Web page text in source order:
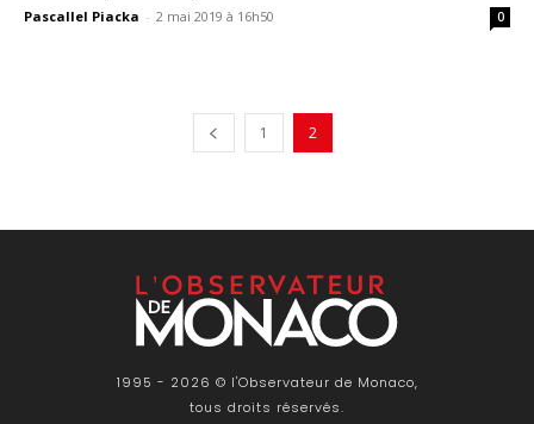
Pascallel Piacka - 2 mai 2019 à 16h50 0
1 2
1995 - 2026 © l'Observateur de Monaco,
tous droits réservés.